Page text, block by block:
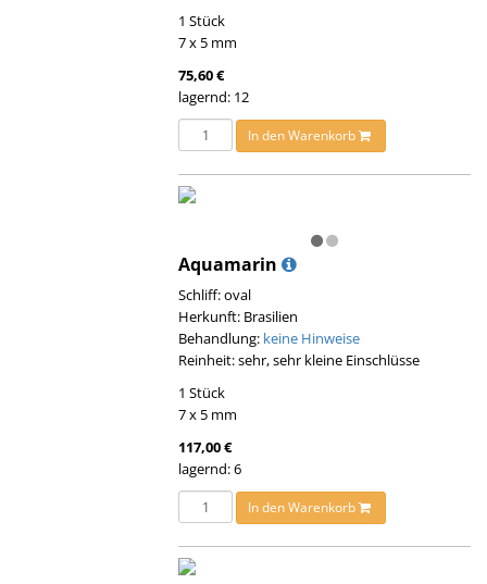
1 Stück
7 x 5 mm
75,60 €
lagernd: 12
In den Warenkorb
Aquamarin
Schliff: oval
Herkunft: Brasilien
Behandlung: keine Hinweise
Reinheit: sehr, sehr kleine Einschlüsse
1 Stück
7 x 5 mm
117,00 €
lagernd: 6
In den Warenkorb